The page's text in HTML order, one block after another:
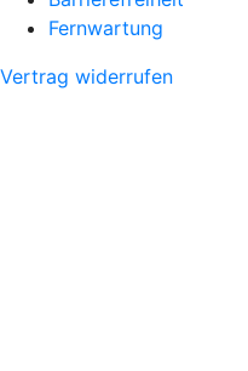
Fernwartung
Vertrag widerrufen